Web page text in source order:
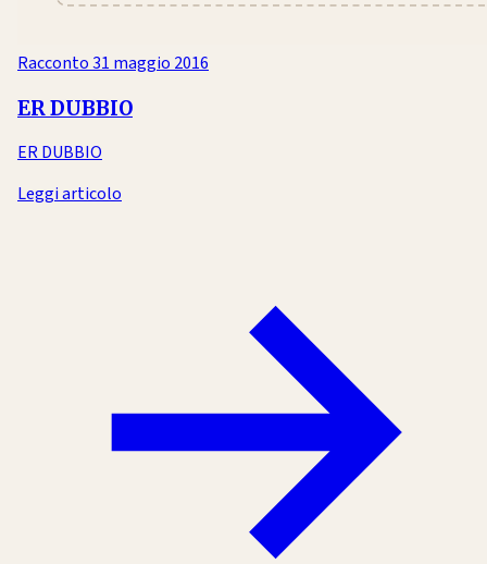
Racconto31 maggio 2016
ER DUBBIO
ER DUBBIO
Leggi articolo